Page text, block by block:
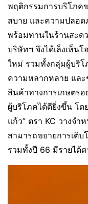
พฤติกรรมการบริโภค
สบาย และความปลอ
พร้อมทานในร้านสะด
บริษัทฯ จึงได้เล็งเห็น
ใหม่ รวมทั้งกลุ่มผู้บริ
ความหลากหลาย แล
สินค้าทางการเกษตร
ผู้บริโภคได้ดียิ่งขึ้น โด
แก้ว” ตรา KC วางจำ
สามารถขยายการเติ
รวมทั้งปี 66 มีรายได้